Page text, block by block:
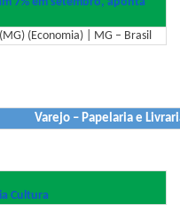
(Economia) | MG – Brasil
Varejo – Papelaria e
Cultura